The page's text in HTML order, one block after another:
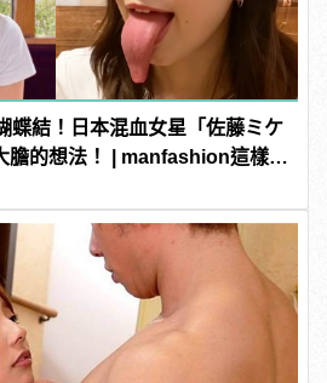
蝶結！日本混血女星「佐藤ミケ
膽的想法！ | manfashion這樣變